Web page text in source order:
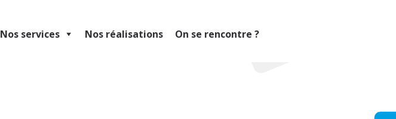
Nos services Nos réalisations On se rencontre ?